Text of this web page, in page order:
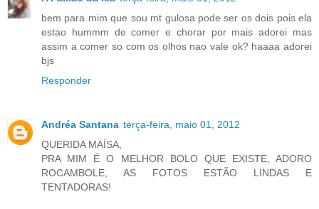
bem para mim que sou mt gulosa pode ser os dois pois ela
estao hummm de comer e chorar por mais adorei mas
assim a comer so com os olhos nao vale ok? haaaa adorei
bjs
Responder
Andréa Santana terça-feira, maio 01, 2012
QUERIDA MAÍSA,
PRA MIM É O MELHOR BOLO QUE EXISTE, ADORO
ROCAMBOLE, AS FOTOS ESTÃO LINDAS E
TENTADORAS!